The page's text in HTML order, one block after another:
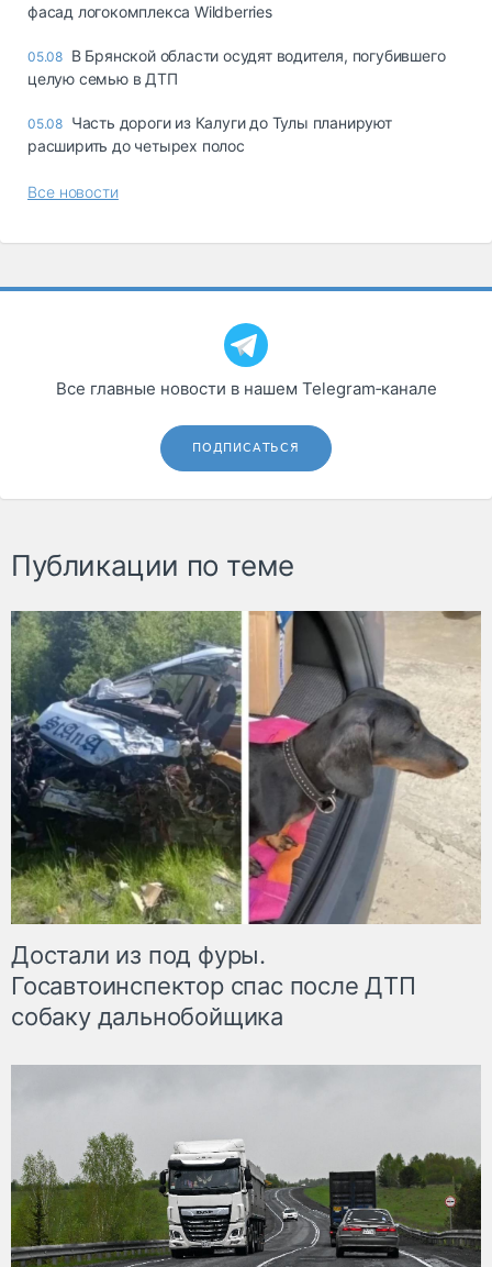
фасад логокомплекса Wildberries
05.08 В Брянской области осудят водителя, погубившего
целую семью в ДТП
05.08 Часть дороги из Калуги до Тулы планируют
расширить до четырех полос
Все новости
Все главные новости в нашем Telegram‑канале
ПОДПИСАТЬСЯ
Публикации по теме
Достали из под фуры.
Госавтоинспектор спас после ДТП
собаку дальнобойщика